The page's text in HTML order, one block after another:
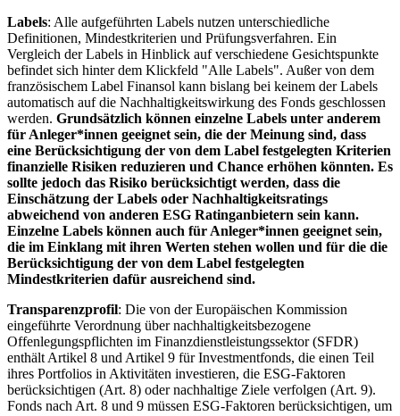
Labels: Alle aufgeführten Labels nutzen unterschiedliche
Definitionen, Mindestkriterien und Prüfungsverfahren. Ein
Vergleich der Labels in Hinblick auf verschiedene Gesichtspunkte
befindet sich hinter dem Klickfeld "Alle Labels". Außer von dem
französischem Label Finansol kann bislang bei keinem der Labels
automatisch auf die Nachhaltigkeitswirkung des Fonds geschlossen
werden. Grundsätzlich können einzelne Labels unter anderem
für Anleger*innen geeignet sein, die der Meinung sind, dass
eine Berücksichtigung der von dem Label festgelegten Kriterien
finanzielle Risiken reduzieren und Chance erhöhen könnten. Es
sollte jedoch das Risiko berücksichtigt werden, dass die
Einschätzung der Labels oder Nachhaltigkeitsratings
abweichend von anderen ESG Ratinganbietern sein kann.
Einzelne Labels können auch für Anleger*innen geeignet sein,
die im Einklang mit ihren Werten stehen wollen und für die die
Berücksichtigung der von dem Label festgelegten
Mindestkriterien dafür ausreichend sind.
Transparenzprofil: Die von der Europäischen Kommission
eingeführte Verordnung über nachhaltigkeitsbezogene
Offenlegungspflichten im Finanzdienstleistungssektor (SFDR)
enthält Artikel 8 und Artikel 9 für Investmentfonds, die einen Teil
ihres Portfolios in Aktivitäten investieren, die ESG-Faktoren
berücksichtigen (Art. 8) oder nachhaltige Ziele verfolgen (Art. 9).
Fonds nach Art. 8 und 9 müssen ESG-Faktoren berücksichtigen, um